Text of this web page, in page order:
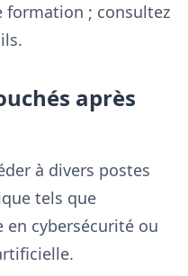
formation ; consultez
après
à divers postes
tels que
en cybersécurité ou